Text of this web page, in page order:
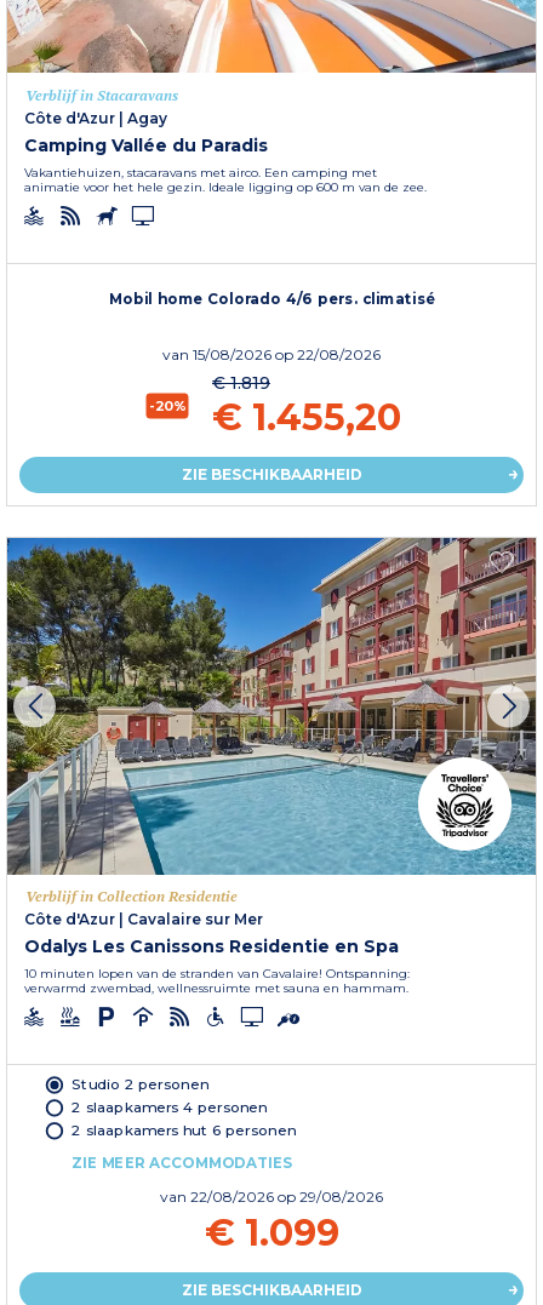
Verblijf in Stacaravans
Côte d'Azur | Agay
Camping Vallée du Paradis
Vakantiehuizen, stacaravans met airco. Een camping met
animatie voor het hele gezin. Ideale ligging op 600 m van de zee.
Mobil home Colorado 4/6 pers. climatisé
van 15/08/2026 op 22/08/2026
-20%
€ 1.819
€ 1.455,20
ZIE BESCHIKBAARHEID
Verblijf in Collection Residentie
Côte d'Azur | Cavalaire sur Mer
Odalys Les Canissons Residentie en Spa
10 minuten lopen van de stranden van Cavalaire! Ontspanning:
verwarmd zwembad, wellnessruimte met sauna en hammam.
Studio 2 personen
2 slaapkamers 4 personen
2 slaapkamers hut 6 personen
ZIE MEER ACCOMMODATIES
van 22/08/2026 op 29/08/2026
€ 1.099
ZIE BESCHIKBAARHEID